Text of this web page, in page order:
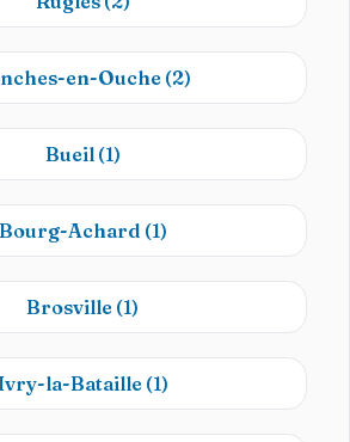
en-Ouche(2)
Bueil (1)
Bourg-Achard (1)
Brosville (1)
Ivry-la-Bataille (1)